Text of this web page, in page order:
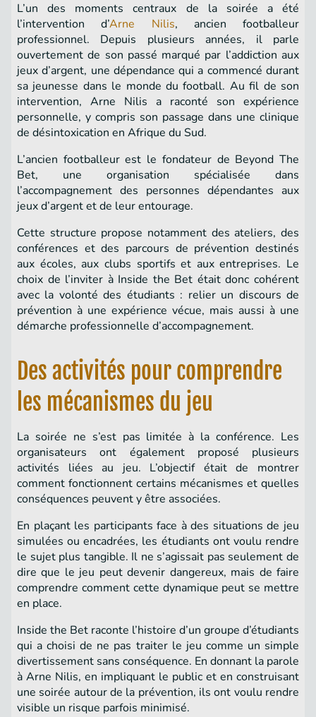
L’un des moments centraux de la soirée a été
l’intervention d’Arne Nilis, ancien footballeur
professionnel. Depuis plusieurs années, il parle
ouvertement de son passé marqué par l’addiction aux
jeux d’argent, une dépendance qui a commencé durant
sa jeunesse dans le monde du football. Au fil de son
intervention, Arne Nilis a raconté son expérience
personnelle, y compris son passage dans une clinique
de désintoxication en Afrique du Sud.
L’ancien footballeur est le fondateur de Beyond The
Bet, une organisation spécialisée dans
l’accompagnement des personnes dépendantes aux
jeux d’argent et de leur entourage.
Cette structure propose notamment des ateliers, des
conférences et des parcours de prévention destinés
aux écoles, aux clubs sportifs et aux entreprises. Le
choix de l’inviter à Inside the Bet était donc cohérent
avec la volonté des étudiants : relier un discours de
prévention à une expérience vécue, mais aussi à une
démarche professionnelle d’accompagnement.
Des activités pour comprendre
les mécanismes du jeu
La soirée ne s’est pas limitée à la conférence. Les
organisateurs ont également proposé plusieurs
activités liées au jeu. L’objectif était de montrer
comment fonctionnent certains mécanismes et quelles
conséquences peuvent y être associées.
En plaçant les participants face à des situations de jeu
simulées ou encadrées, les étudiants ont voulu rendre
le sujet plus tangible. Il ne s’agissait pas seulement de
dire que le jeu peut devenir dangereux, mais de faire
comprendre comment cette dynamique peut se mettre
en place.
Inside the Bet raconte l’histoire d’un groupe d’étudiants
qui a choisi de ne pas traiter le jeu comme un simple
divertissement sans conséquence. En donnant la parole
à Arne Nilis, en impliquant le public et en construisant
une soirée autour de la prévention, ils ont voulu rendre
visible un risque parfois minimisé.